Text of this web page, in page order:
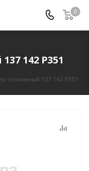
0
142 P351
топливный 137 142 P351